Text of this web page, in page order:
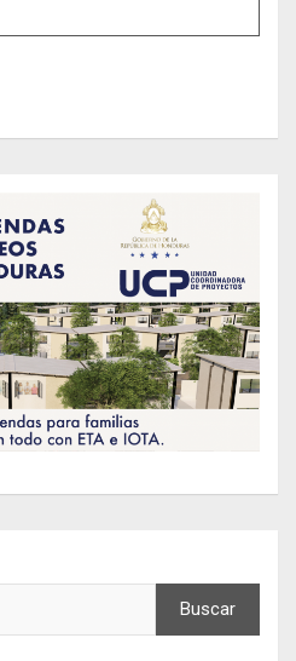
Buscar